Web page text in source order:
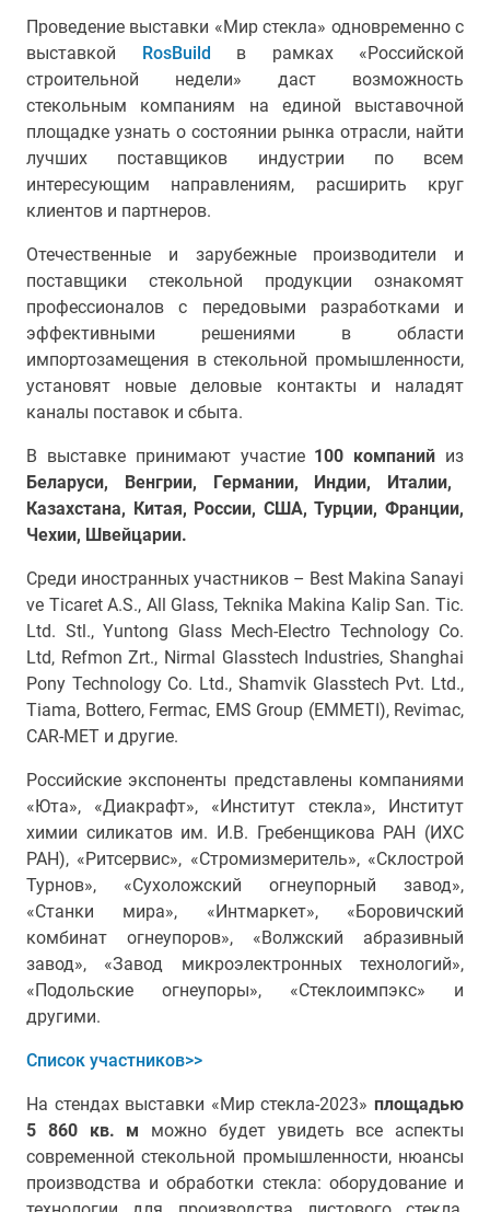
Проведение выставки «Мир стекла» одновременно с
выставкой RosBuild в рамках «Российской
строительной недели» даст возможность
стекольным компаниям на единой выставочной
площадке узнать о состоянии рынка отрасли, найти
лучших поставщиков индустрии по всем
интересующим направлениям, расширить круг
клиентов и партнеров.
Отечественные и зарубежные производители и
поставщики стекольной продукции ознакомят
профессионалов с передовыми разработками и
эффективными решениями в области
импортозамещения в стекольной промышленности,
установят новые деловые контакты и наладят
каналы поставок и сбыта.
В выставке принимают участие 100 компаний из
Беларуси, Венгрии, Германии, Индии, Италии,
Казахстана, Китая, России, США, Турции, Франции,
Чехии, Швейцарии.
Среди иностранных участников – Best Makina Sanayi
ve Ticaret A.S., Аll Glass, Teknika Makina Kalip San. Tic.
Ltd. Stl., Yuntong Glass Mech-Electro Technology Co.
Ltd, Refmon Zrt., Nirmal Glasstech Industries, Shanghai
Pony Technology Co. Ltd., Shamvik Glasstech Pvt. Ltd.,
Tiama, Bottero, Fermac, EMS Group (EMMETI), Revimac,
CAR-MET и другие.
Российские экспоненты представлены компаниями
«Юта», «Диакрафт», «Институт стекла», Институт
химии силикатов им. И.В. Гребенщикова РАН (ИХС
РАН), «Ритсервис», «Стромизмеритель», «Склострой
Турнов», «Сухоложский огнеупорный завод»,
«Станки мира», «Интмаркет», «Боровичский
комбинат огнеупоров», «Волжский абразивный
завод», «Завод микроэлектронных технологий»,
«Подольские огнеупоры», «Стеклоимпэкс» и
другими.
Список участников>>
На стендах выставки «Мир стекла-2023» площадью
5 860 кв. м можно будет увидеть все аспекты
современной стекольной промышленности, нюансы
производства и обработки стекла: оборудование и